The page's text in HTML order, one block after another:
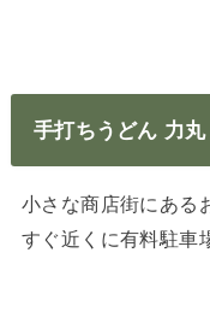
手打ちうどん 力丸
小さな商店街にある
すぐ近くに有料駐車